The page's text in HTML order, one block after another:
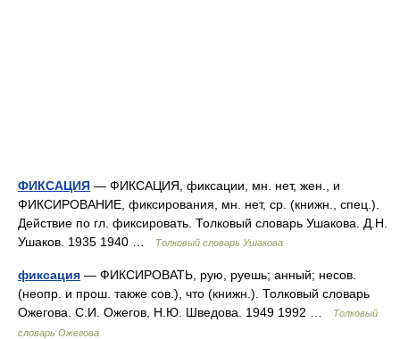
ФИКСАЦИЯ — ФИКСАЦИЯ, фиксации, мн. нет, жен., и
ФИКСИРОВАНИЕ, фиксирования, мн. нет, ср. (книжн., спец.).
Действие по гл. фиксировать. Толковый словарь Ушакова. Д.Н.
Ушаков. 1935 1940 …
Толковый словарь Ушакова
фиксация — ФИКСИРОВАТЬ, рую, руешь; анный; несов.
(неопр. и прош. также сов.), что (книжн.). Толковый словарь
Ожегова. С.И. Ожегов, Н.Ю. Шведова. 1949 1992 …
Толковый
словарь Ожегова